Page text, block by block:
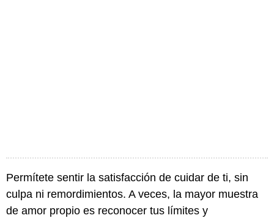
Permítete sentir la satisfacción de cuidar de ti, sin
culpa ni remordimientos. A veces, la mayor muestra
de amor propio es reconocer tus límites y